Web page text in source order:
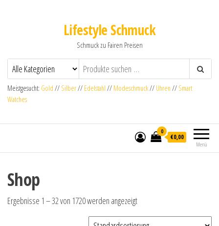
Lifestyle Schmuck
Schmuck zu Fairen Preisen
Meistgesucht: Gold // Silber// Edelstahl // Modeschmuck// Uhren // Smart
Watches
Menü
0
€0,00
Shop
Ergebnisse 1 – 32 von 1720 werden angezeigt